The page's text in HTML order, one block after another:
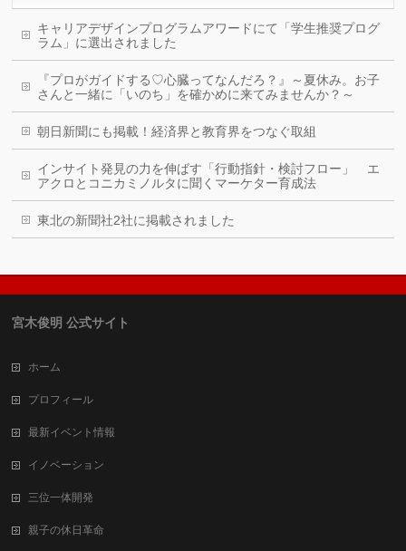
キャリアデザインプログラムアワードにて「学生推奨プログ
ラム」に選出されました
『プロがガイドする♡心臓ってなんだろ？』～夏休み。お子
さんと一緒に「いのち」を確かめに来てみませんか？～
朝日新聞にも掲載！経済界と教育界をつなぐ取組
インサイト発見の力を伸ばす「行動指針・検討フロー」 エ
アクロとコニカミノルタに聞くマーケター育成法
東北の新聞社2社に掲載されました
宮木俊明 公式サイト
ホーム
プロフィール
最新イベント情報
イノベーション
三位一体開発
親子の休日革命